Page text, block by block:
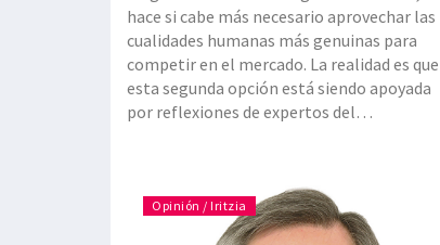
hace si cabe más necesario aprovechar las
cualidades humanas más genuinas para
competir en el mercado. La realidad es que
esta segunda opción está siendo apoyada
por reflexiones de expertos del
CEOs relevantes como Paul Polman. E
Opinión / Iritzia